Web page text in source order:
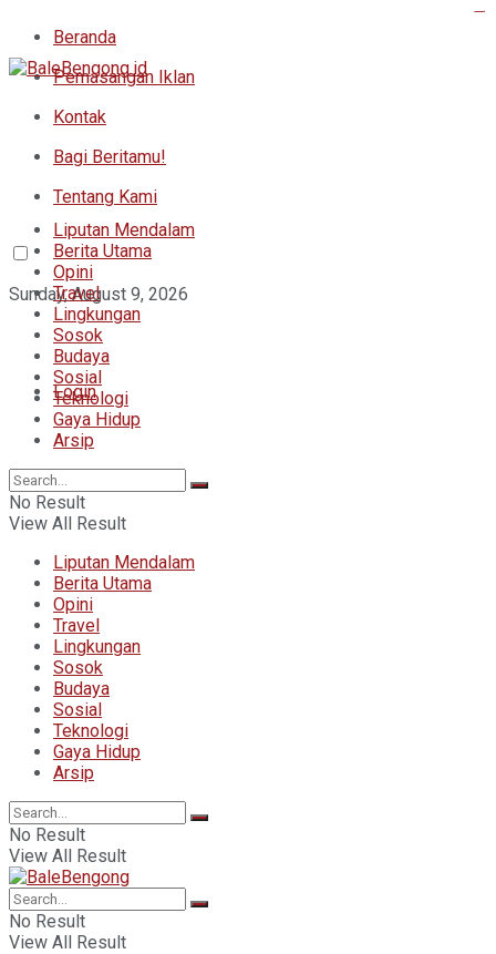
Beranda
Pemasangan Iklan
Kontak
Bagi Beritamu!
Tentang Kami
Sunday, August 9, 2026
Login
Liputan Mendalam
Berita Utama
Opini
Travel
Lingkungan
Sosok
Budaya
Sosial
Teknologi
Gaya Hidup
Arsip
No Result
View All Result
Liputan Mendalam
Berita Utama
Opini
Travel
Lingkungan
Sosok
Budaya
Sosial
Teknologi
Gaya Hidup
Arsip
No Result
View All Result
No Result
View All Result